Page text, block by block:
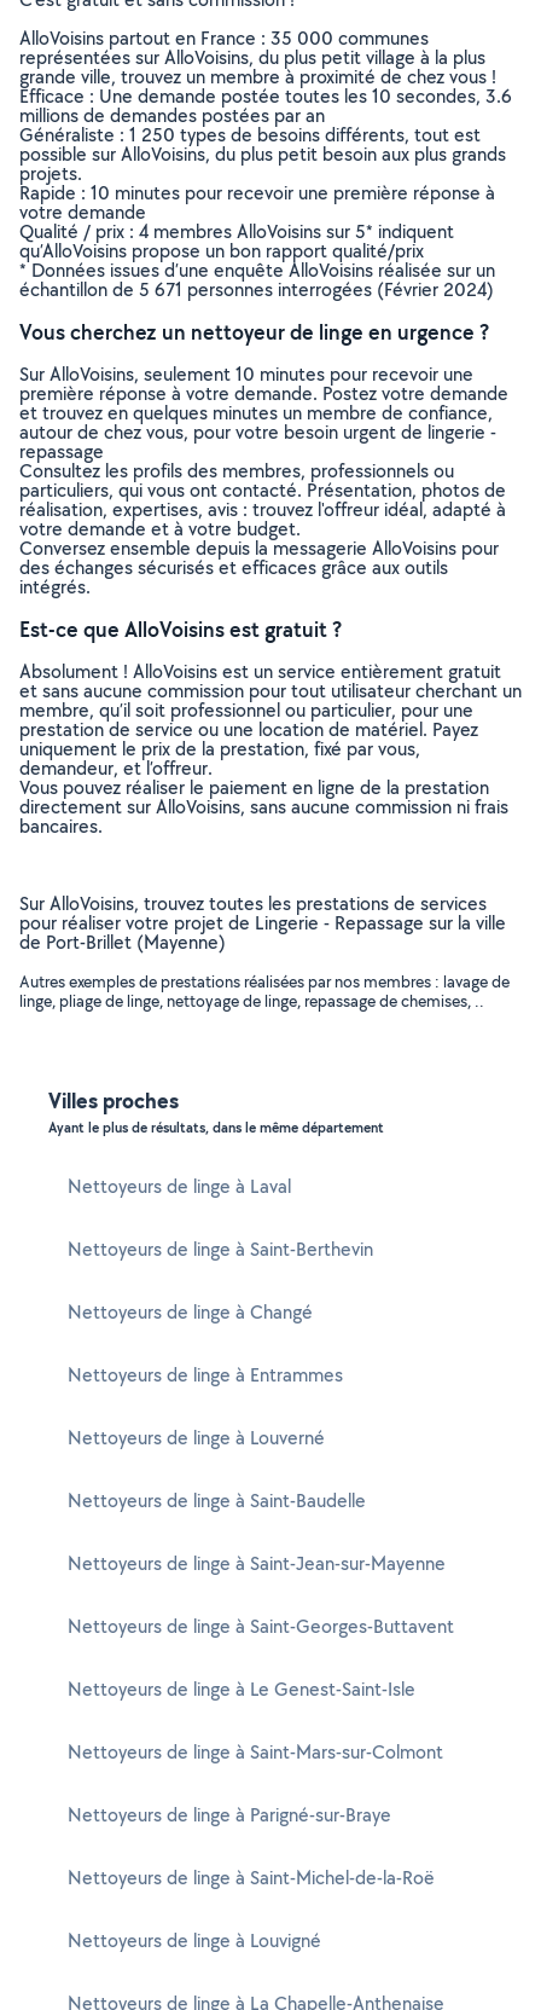
AlloVoisins partout en France : 35 000 communes
représentées sur AlloVoisins, du plus petit village à la plus
grande ville, trouvez un membre à proximité de chez vous !
Efficace : Une demande postée toutes les 10 secondes, 3.6
millions de demandes postées par an
Généraliste : 1 250 types de besoins différents, tout est
possible sur AlloVoisins, du plus petit besoin aux plus grands
projets.
Rapide : 10 minutes pour recevoir une première réponse à
votre demande
Qualité / prix : 4 membres AlloVoisins sur 5* indiquent
qu’AlloVoisins propose un bon rapport qualité/prix
* Données issues d’une enquête AlloVoisins réalisée sur un
échantillon de 5 671 personnes interrogées (Février 2024)
Vous cherchez un nettoyeur de linge en urgence ?
Sur AlloVoisins, seulement 10 minutes pour recevoir une
première réponse à votre demande. Postez votre demande
et trouvez en quelques minutes un membre de confiance,
autour de chez vous, pour votre besoin urgent de lingerie -
repassage
Consultez les profils des membres, professionnels ou
particuliers, qui vous ont contacté. Présentation, photos de
réalisation, expertises, avis : trouvez l'offreur idéal, adapté à
votre demande et à votre budget.
Conversez ensemble depuis la messagerie AlloVoisins pour
des échanges sécurisés et efficaces grâce aux outils
intégrés.
Est-ce que AlloVoisins est gratuit ?
Absolument ! AlloVoisins est un service entièrement gratuit
et sans aucune commission pour tout utilisateur cherchant un
membre, qu’il soit professionnel ou particulier, pour une
prestation de service ou une location de matériel. Payez
uniquement le prix de la prestation, fixé par vous,
demandeur, et l’offreur.
Vous pouvez réaliser le paiement en ligne de la prestation
directement sur AlloVoisins, sans aucune commission ni frais
bancaires.
Sur AlloVoisins, trouvez toutes les prestations de services
pour réaliser votre projet de Lingerie - Repassage sur la ville
de Port-Brillet (Mayenne)
Autres exemples de prestations réalisées par nos membres : lavage de
linge, pliage de linge, nettoyage de linge, repassage de chemises, ..
Villes proches
Ayant le plus de résultats, dans le même département
Nettoyeurs de linge à Laval
Nettoyeurs de linge à Saint-Berthevin
Nettoyeurs de linge à Changé
Nettoyeurs de linge à Entrammes
Nettoyeurs de linge à Louverné
Nettoyeurs de linge à Saint-Baudelle
Nettoyeurs de linge à Saint-Jean-sur-Mayenne
Nettoyeurs de linge à Saint-Georges-Buttavent
Nettoyeurs de linge à Le Genest-Saint-Isle
Nettoyeurs de linge à Saint-Mars-sur-Colmont
Nettoyeurs de linge à Parigné-sur-Braye
Nettoyeurs de linge à Saint-Michel-de-la-Roë
Nettoyeurs de linge à Louvigné
Nettoyeurs de linge à La Chapelle-Anthenaise